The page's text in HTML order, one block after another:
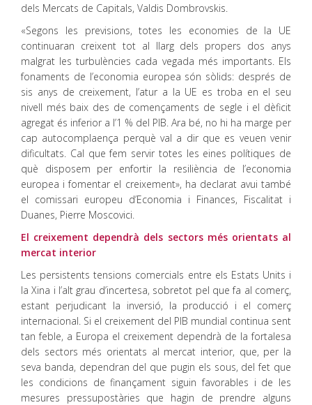
dels Mercats de Capitals, Valdis Dombrovskis.
«Segons les previsions, totes les economies de la UE
continuaran creixent tot al llarg dels propers dos anys
malgrat les turbulències cada vegada més importants. Els
fonaments de l’economia europea són sòlids: després de
sis anys de creixement, l’atur a la UE es troba en el seu
nivell més baix des de començaments de segle i el dèficit
agregat és inferior a l’1 % del PIB. Ara bé, no hi ha marge per
cap autocomplaença perquè val a dir que es veuen venir
dificultats. Cal que fem servir totes les eines polítiques de
què disposem per enfortir la resiliència de l’economia
europea i fomentar el creixement», ha declarat avui també
el comissari europeu d’Economia i Finances, Fiscalitat i
Duanes, Pierre Moscovici.
El creixement dependrà dels sectors més orientats al
mercat interior
Les persistents tensions comercials entre els Estats Units i
la Xina i l’alt grau d’incertesa, sobretot pel que fa al comerç,
estant perjudicant la inversió, la producció i el comerç
internacional. Si el creixement del PIB mundial continua sent
tan feble, a Europa el creixement dependrà de la fortalesa
dels sectors més orientats al mercat interior, que, per la
seva banda, dependran del que pugin els sous, del fet que
les condicions de finançament siguin favorables i de les
mesures pressupostàries que hagin de prendre alguns